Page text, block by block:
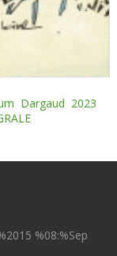
Dargaud 2023
%08:%Sep